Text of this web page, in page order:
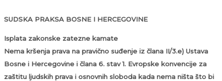
SUDSKA PRAKSA BOSNE I HERCEGOVINE
Isplata zakonske zatezne kamate
Nema kršenja prava na pravično suđenje iz člana II/3.e) Ustava
Bosne i Hercegovine i člana 6. stav 1. Evropske konvencije za
zaštitu ljudskih prava i osnovnih sloboda kada nema ništa što bi